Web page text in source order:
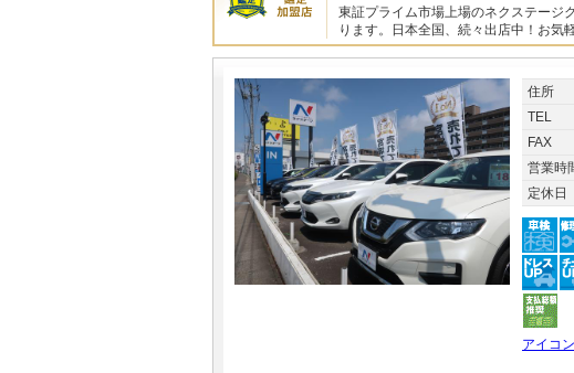
東証プライム市場上場のネクステージ
ります。日本全国、続々出店中！お気
住所
TEL
FAX
営業時
定休日
アイコ